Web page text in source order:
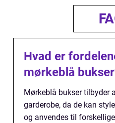
Hvad er
mørkeblå
Mørkeblå bukser tilbyder
garderobe, da de kan
og anvendes til